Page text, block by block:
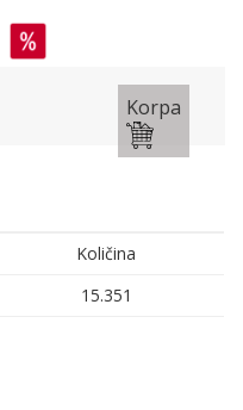
Korpa
Količina
15.351